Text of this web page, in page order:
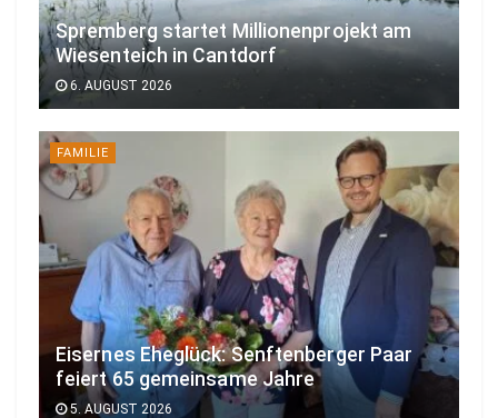
Spremberg startet Millionenprojekt am
Wiesenteich in Cantdorf
6. AUGUST 2026
FAMILIE
Eisernes Eheglück: Senftenberger Paar
feiert 65 gemeinsame Jahre
5. AUGUST 2026